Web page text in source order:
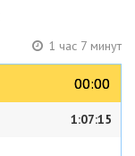
1 час 7 минут
00:00
00:00
1:07:15